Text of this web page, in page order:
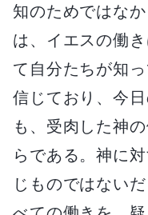
知のためではな
は、イエスの働
て自分たちが知
信じており、今
も、受肉した神
らである。神に
じものではない